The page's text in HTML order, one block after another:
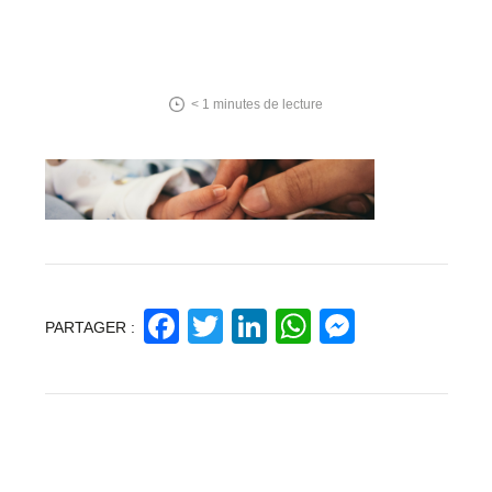
< 1 minutes de lecture
PARTAGER : Facebook
Twitter
LinkedIn
WhatsApp